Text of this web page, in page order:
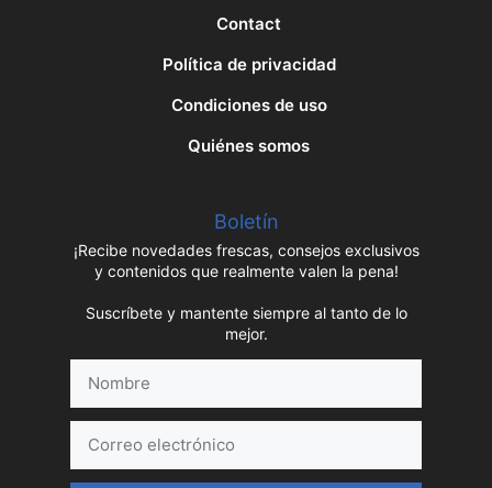
Contact
Política de privacidad
Condiciones de uso
Quiénes somos
Boletín
¡Recibe novedades frescas, consejos exclusivos
y contenidos que realmente valen la pena!
Suscríbete y mantente siempre al tanto de lo
mejor.
electrónico